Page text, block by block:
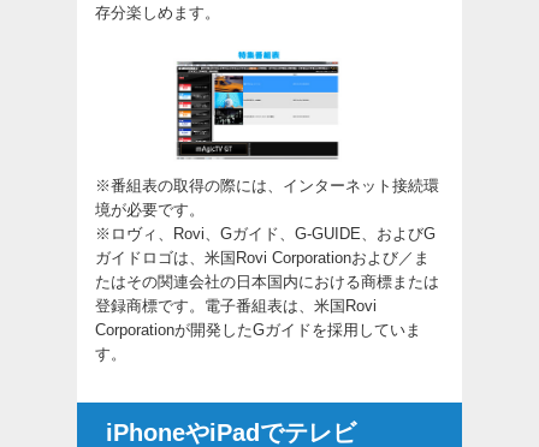
存分楽しめます。
※番組表の取得の際には、インターネット接続環
境が必要です。
※ロヴィ、Rovi、Gガイド、G-GUIDE、およびG
ガイドロゴは、米国Rovi Corporationおよび／ま
たはその関連会社の日本国内における商標または
登録商標です。電子番組表は、米国Rovi
Corporationが開発したGガイドを採用していま
す。
iPhoneやiPadでテレビ